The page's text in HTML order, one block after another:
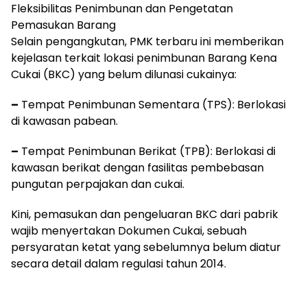
Fleksibilitas Penimbunan dan Pengetatan
Pemasukan Barang
Selain pengangkutan, PMK terbaru ini memberikan
kejelasan terkait lokasi penimbunan Barang Kena
Cukai (BKC) yang belum dilunasi cukainya:
– Tempat Penimbunan Sementara (TPS): Berlokasi
di kawasan pabean.
– Tempat Penimbunan Berikat (TPB): Berlokasi di
kawasan berikat dengan fasilitas pembebasan
pungutan perpajakan dan cukai.
Kini, pemasukan dan pengeluaran BKC dari pabrik
wajib menyertakan Dokumen Cukai, sebuah
persyaratan ketat yang sebelumnya belum diatur
secara detail dalam regulasi tahun 2014.